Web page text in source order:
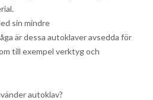
sin mindre
är dessa autoklaver avsedda för
till exempel verktyg och
autoklav?